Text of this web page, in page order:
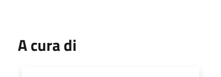
A cura di